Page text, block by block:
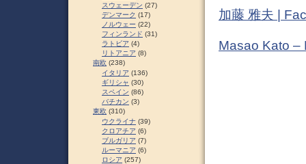
加藤 雅夫 |
Masao Kato –
スウェーデン (27)
デンマーク (17)
ノルウェー (22)
フィンランド (31)
ラトビア (4)
リトアニア (8)
南欧 (238)
イタリア (136)
ギリシャ (30)
スペイン (86)
バチカン (3)
東欧 (310)
ウクライナ (39)
クロアチア (6)
ブルガリア (7)
ルーマニア (6)
ロシア (257)